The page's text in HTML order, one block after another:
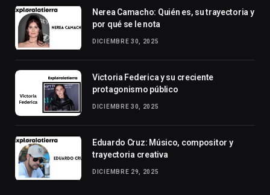
Nerea Camacho: Quién es, su trayectoria y
por qué se le nota
DICIEMBRE 30, 2025
Victoria Federica y su creciente
protagonismo público
DICIEMBRE 30, 2025
Eduardo Cruz: Músico, compositor y
trayectoria creativa
DICIEMBRE 29, 2025